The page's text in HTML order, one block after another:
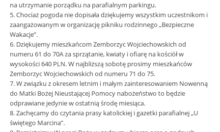
na utrzymanie porządku na parafialnym parkingu.
5. Chociaż pogoda nie dopisała dziękujemy wszystkim uczestnikom i
zaangażowanym w organizację pikniku rodzinnego „Bezpieczne
Wakacje”.
6. Dziękujemy mieszkańcom Zemborzyc Wojciechowskich od
numeru 61 do 70A za sprzątanie, kwiaty i ofiarę na kościół w
wysokości 640 PLN. W najbliższą sobotę prosimy mieszkańców
Zemborzyc Wojciechowskich od numeru 71 do 75.
7. W związku z okresem letnim i małym zainteresowaniem Nowenną
do Matki Bożej Nieustającej Pomocy nabożeństwo to będzie
odprawiane jedynie w ostatnią środę miesiąca.
8. Zachęcamy do czytania prasy katolickiej i gazetki parafialnej „U
świętego Marcina”.